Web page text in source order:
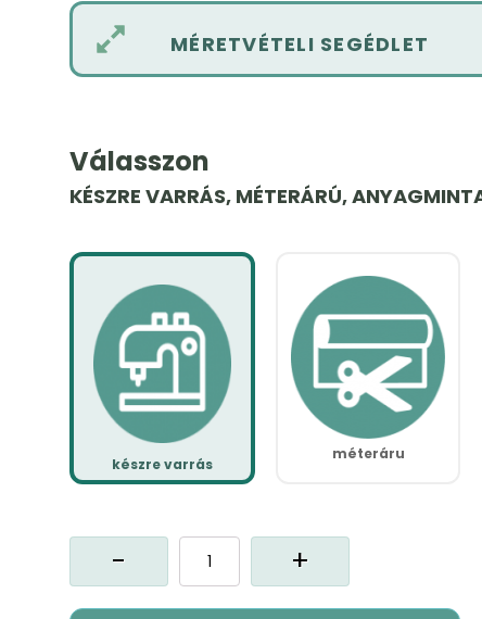
MÉRETVÉTELI SEGÉDLET
Válasszon
KÉSZRE VARRÁS, MÉTERÁRÚ,
készre varrás
méteráru
Alessia
függöny